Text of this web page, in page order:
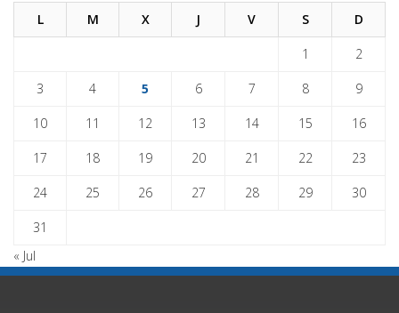
L M X J V S D
1 2
3 4 5 6 7 8 9
10 11 12 13 14 15 16
17 18 19 20 21 22 23
24 25 26 27 28 29 30
31
« Jul